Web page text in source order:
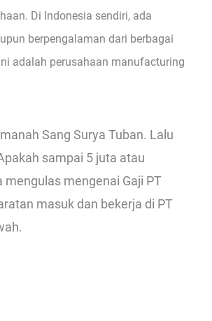
Di Indonesia sendiri, ada
berpengalaman dari berbagai
adalah perusahaan manufacturing
Sang Surya Tuban. Lalu
sampai 5 juta atau
mengulas mengenai Gaji PT
masuk dan bekerja di PT